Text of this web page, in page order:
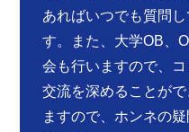
あればいつでも質問
す。また、大学OB、
会も行いますので、
交流を深めることが
ますので、ホンネの